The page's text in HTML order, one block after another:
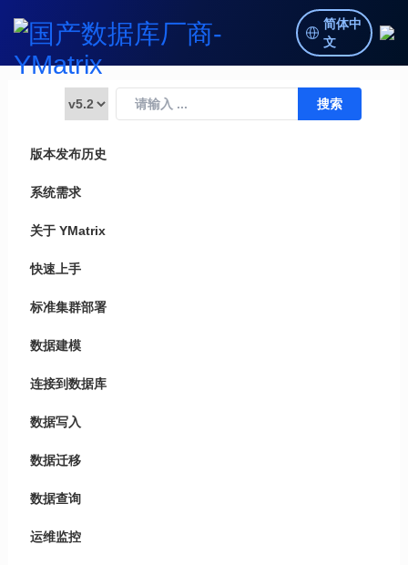
简体中
文
版本发布历史
系统需求
关于 YMatrix
快速上手
标准集群部署
数据建模
连接到数据库
数据写入
数据迁移
数据查询
运维监控